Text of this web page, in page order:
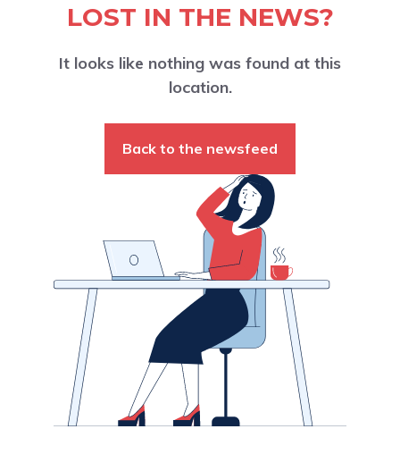
LOST IN THE NEWS?
It looks like nothing was found at this
location.
Back to the newsfeed